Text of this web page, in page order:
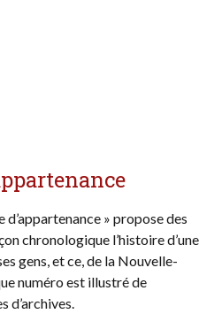
» propose des
chronologique l’histoire d’une
gens, et ce, de la Nouvelle-
numéro est illustré de
d’archives.